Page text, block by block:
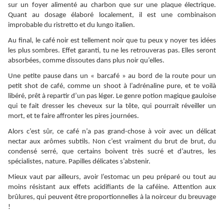
sur un foyer alimenté au charbon que sur une plaque électrique.
Quant au dosage élaboré localement, il est une combinaison
improbable du ristretto et du lungo italien.
Au final, le café noir est tellement noir que tu peux y noyer tes idées
les plus sombres. Effet garanti, tu ne les retrouveras pas. Elles seront
absorbées, comme dissoutes dans plus noir qu’elles.
Une petite pause dans un « barcafé » au bord de la route pour un
petit shot de café, comme un shoot à l’adrénaline pure, et te voilà
libéré, prêt à repartir d’un pas léger. Le genre potion magique gauloise
qui te fait dresser les cheveux sur la tête, qui pourrait réveiller un
mort, et te faire affronter les pires journées.
Alors c’est sûr, ce café n’a pas grand-chose à voir avec un délicat
nectar aux arômes subtils. Non c’est vraiment du brut de brut, du
condensé serré, que certains boivent très sucré et d’autres, les
spécialistes, nature. Papilles délicates s’abstenir.
Mieux vaut par ailleurs, avoir l’estomac un peu préparé ou tout au
moins résistant aux effets acidifiants de la caféine. Attention aux
brûlures, qui peuvent être proportionnelles à la noirceur du breuvage
!